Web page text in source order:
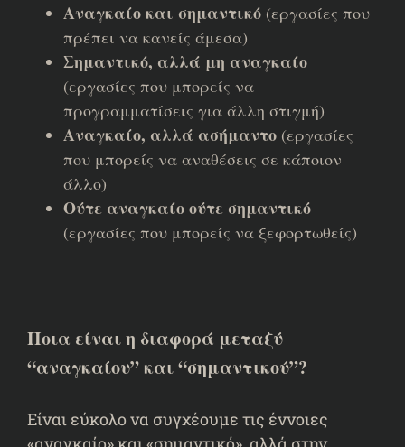
Αναγκαίο και σημαντικό(εργασίες που
πρέπει να κανείς άμεσα)
Σημαντικό, αλλά μη αναγκαίο
(εργασίες που μπορείς να
προγραμματίσεις για άλλη στιγμή)
Αναγκαίο, αλλά ασήμαντο(εργασίες
που μπορείς να αναθέσεις σε κάποιον
άλλο)
Ούτε αναγκαίο ούτε σημαντικό
(εργασίες που μπορείς να ξεφορτωθείς)
Ποια είναι η διαφορά μεταξύ
“αναγκαίου” και “σημαντικού”?
Είναι εύκολο να συγχέουμε τις έννοιες